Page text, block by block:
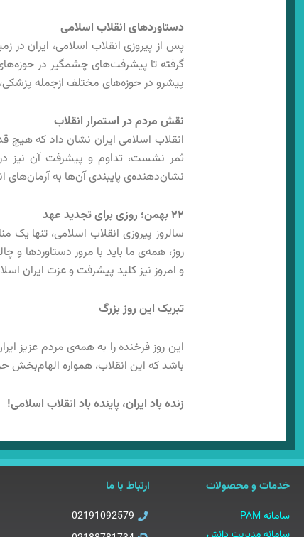
دستاوردهای انقلاب اسلامی
پس از پیروزی انقلاب اسلامی، ایران
گرفته تا پیشرفت‌های چشمگیر در
پیشرو در حوزه‌های مختلف ازجمله
نقش مردم در استمرار انقلاب
انقلاب اسلامی ایران نشان داد که هیچ
ثمر نشست، تداوم و پیشرفت آن نیز
نشان‌دهنده‌ی پایبندی آن‌ها به
۲۲ بهمن؛ روزی برای تجدید عهد
سالروز پیروزی انقلاب اسلامی، تنها
روز، همه‌ی ما باید با مرور دستاوردها
و امروز نیز کلید پیشرفت و عزت ایران
تبریک این روز بزرگ
این روز فرخنده را به همه‌ی مردم عزیز
باشد که این انقلاب، همواره الهام‌بخش
زنده باد ایران، پاینده باد انقلاب اسلامی!
خدمات و محصولات
سامانه PAM
ارتباط با ما
02191092579